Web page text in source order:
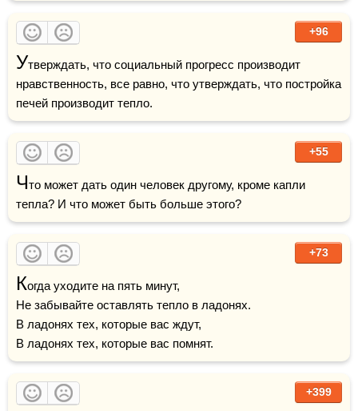
+96
Утверждать, что социальный прогресс производит
нравственность, все равно, что утверждать, что постройка
печей производит тепло.
+55
Что может дать один человек другому, кроме капли
тепла? И что может быть больше этого?
+73
Когда уходите на пять минут,
Не забывайте оставлять тепло в ладонях.
В ладонях тех, которые вас ждут,
В ладонях тех, которые вас помнят.
+399